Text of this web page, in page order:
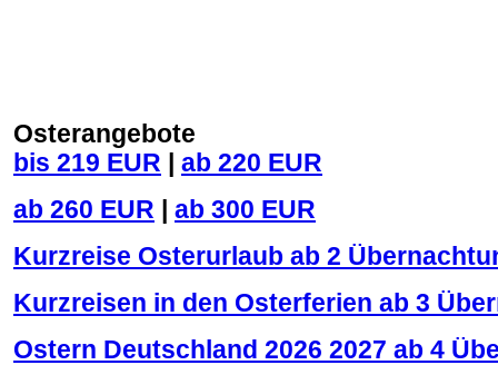
Osterangebote
bis 219 EUR
ab 220 EUR
ab 260 EUR
ab 300 EUR
Kurzreise Osterurlaub ab 2
Kurzreisen in den Osterferien ab 3
Ostern Deutschland 2026 2027 ab 4